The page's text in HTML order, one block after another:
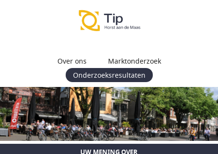
Over ons
Marktonderzoek
Onderzoeksresultaten
UW MENING OVER